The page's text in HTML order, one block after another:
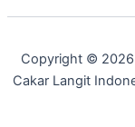
Copyright © 2026
Cakar Langit